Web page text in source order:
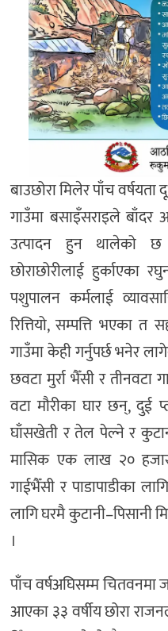
बाउछोरा मिलेर पाँच
गाउँमा बसाइँसराइले
उत्पादन हुन थालेको छ
छोराछोरीलाई हुर्काएका
पशुपालन कर्मलाई
रित्तियो, सम्पत्ति भएका त
गाउँमा केही गर्नुपर्छ भनेर
छवटा मुर्रा भैँसी र
वटा मौरीका घार छन्, दुई
घाँसखेती र तेल पेल्ने र
मासिक एक लाख २०
गाईभैँसी र पाडापाडीका
लागि घरमै कुटानी–पिसानी
।
पाँच वर्षअघिसम्म चितवनमा
आएका ३३ वर्षीय छोरा